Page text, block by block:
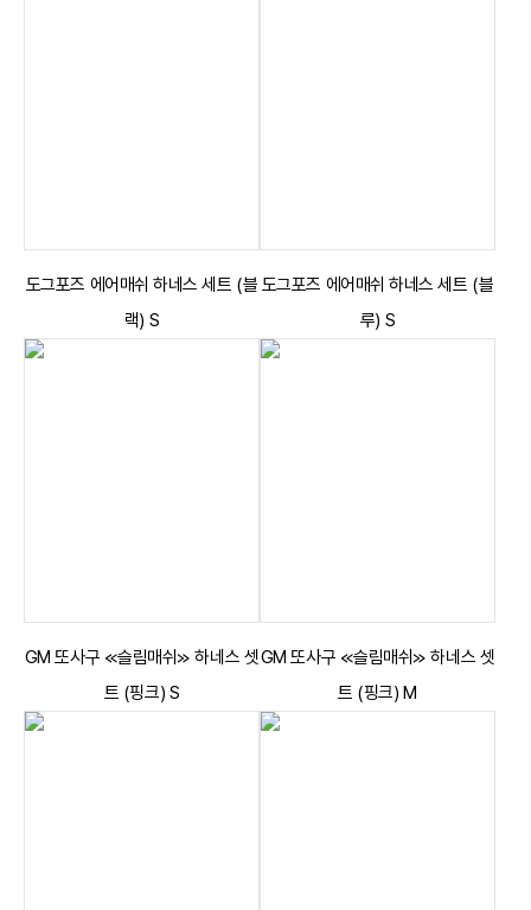
도그포즈 에어매쉬 하네스 세트 (블
랙) S
도그포즈 에어매쉬 하네스 세트 (블
루) S
GM 또사구 ≪슬림매쉬≫ 하네스 셋
트 (핑크) S
GM 또사구 ≪슬림매쉬≫ 하네스 셋
트 (핑크) M